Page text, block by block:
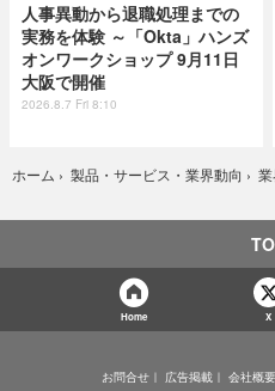
人事異動から退職処理までの
実務を体験 ～「Okta」ハンズ
オンワークショップ 9月11日
大阪で開催
2026.8.7 Fri 8:10
ホーム › 製品・サービス・業界動向 › 業
Home X
お問合せ 広告掲載 会社概要